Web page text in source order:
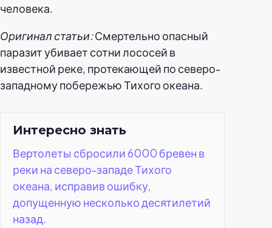
человека.
Оригинал статьи:Смертельно опасный
паразит убивает сотни лососей в
известной реке, протекающей по северо-
западному побережью Тихого океана.
Интересно знать
Вертолеты сбросили 6000 бревен в
реки на северо-западе Тихого
океана, исправив ошибку,
допущенную несколько десятилетий
назад.